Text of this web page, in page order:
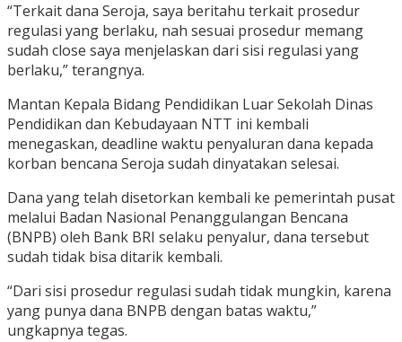
“Terkait dana Seroja, saya beritahu terkait prosedur
regulasi yang berlaku, nah sesuai prosedur memang
sudah close saya menjelaskan dari sisi regulasi yang
berlaku,” terangnya.
Mantan Kepala Bidang Pendidikan Luar Sekolah Dinas
Pendidikan dan Kebudayaan NTT ini kembali
menegaskan, deadline waktu penyaluran dana kepada
korban bencana Seroja sudah dinyatakan selesai.
Dana yang telah disetorkan kembali ke pemerintah pusat
melalui Badan Nasional Penanggulangan Bencana
(BNPB) oleh Bank BRI selaku penyalur, dana tersebut
sudah tidak bisa ditarik kembali.
“Dari sisi prosedur regulasi sudah tidak mungkin, karena
yang punya dana BNPB dengan batas waktu,”
ungkapnya tegas.